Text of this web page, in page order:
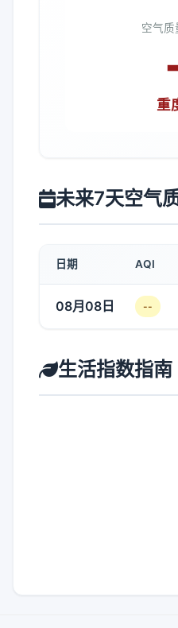
空气质
重
未来7天空气
日期 AQI
08月08日 --
生活指数指南